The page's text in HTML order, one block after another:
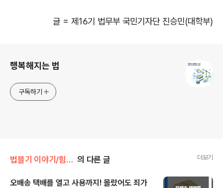
글 = 제 16기 법무부 국민기자단 진승민(대학부)
행복해지는 법
구독하기
법블기 이야기/힘이되는 법 의 다른 글 더보기
오배송 택배를 열고 사용까지! 몰랐어도 죄가